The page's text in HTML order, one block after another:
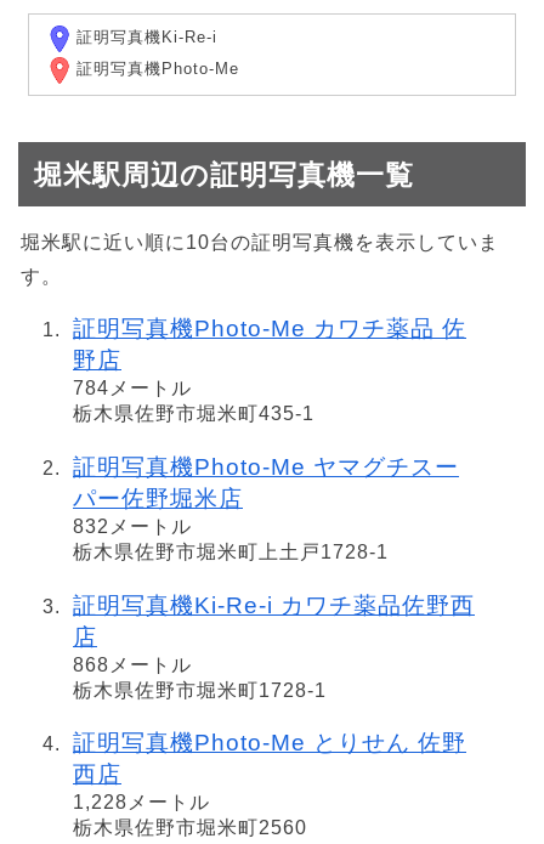
証明写真機Ki-Re-i
証明写真機Photo-Me
堀米駅周辺の証明写真機一覧
堀米駅に近い順に10台の証明写真機を表示していま
す。
証明写真機Photo-Me カワチ薬品 佐
野店
784メートル
栃木県佐野市堀米町435-1
証明写真機Photo-Me ヤマグチスー
パー佐野堀米店
832メートル
栃木県佐野市堀米町上土戸1728-1
証明写真機Ki-Re-i カワチ薬品佐野西
店
868メートル
栃木県佐野市堀米町1728-1
証明写真機Photo-Me とりせん 佐野
西店
1,228メートル
栃木県佐野市堀米町2560